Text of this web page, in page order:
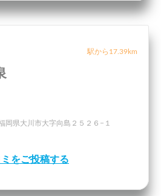
駅から17.39km
岡県大川市大字向島２５２６−１
ミをご投稿する